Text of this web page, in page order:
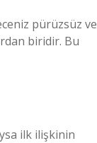
pürüzsüz ve
biridir. Bu
ilk ilişkinin